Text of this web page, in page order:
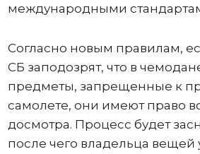
международными
Согласно новым правилам,
СБ заподозрят, что в
предметы, запрещенные к
самолете, они имеют право
досмотра. Процесс будет
после чего владельца вещей